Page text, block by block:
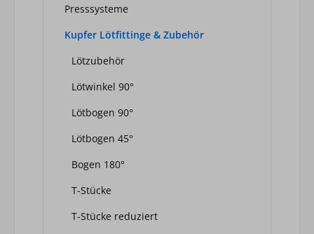
Presssysteme
Kupfer Lötfittinge & Zubehör
Lötzubehör
Lötwinkel 90°
Lötbogen 90°
Lötbogen 45°
Bogen 180°
T-Stücke
T-Stücke reduziert